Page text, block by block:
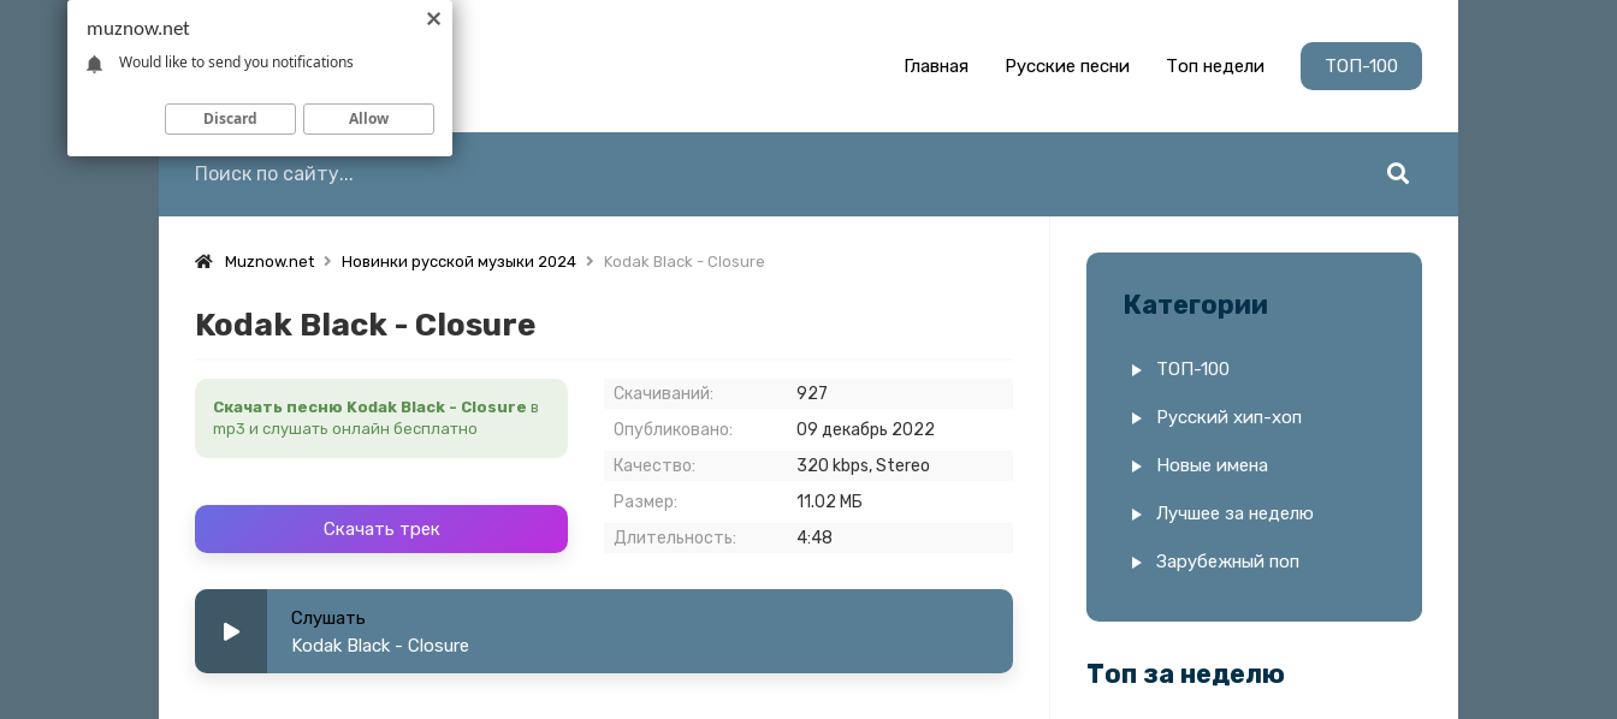
Главная Русские песни Топ недели ТОП-100
Muznow.net Новинки русской музыки 2024 Kodak Black - Closure
Kodak Black - Closure
Скачать песню Kodak Black - Closure в
mp3 и слушать онлайн бесплатно
Скачать трек
Скачиваний:
927
Опубликовано:
09 декабрь 2022
Качество:
320 kbps, Stereo
Размер:
11.02 МБ
Длительность:
4:48
Слушать
Kodak Black - Closure
Категории
ТОП-100
Русский хип-хоп
Новые имена
Лучшее за неделю
Зарубежный поп
Топ за неделю
muznow.net
Would like to send you notifications
Discard Allow